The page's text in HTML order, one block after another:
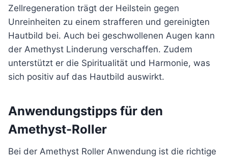
Zellregeneration trägt der Heilstein gegen
Unreinheiten zu einem strafferen und gereinigten
Hautbild bei. Auch bei geschwollenen Augen kann
der Amethyst Linderung verschaffen. Zudem
unterstützt er die Spiritualität und Harmonie, was
sich positiv auf das Hautbild auswirkt.
Anwendungstipps für den
Amethyst-Roller
Bei der Amethyst Roller Anwendung ist die richtige